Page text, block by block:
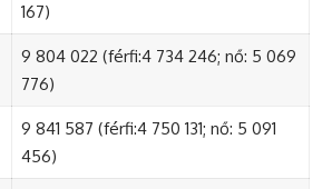
167)
9 804 022 (férfi:4 734 246; nő: 5 069
776)
9 841 587 (férfi:4 750 131; nő: 5 091
456)